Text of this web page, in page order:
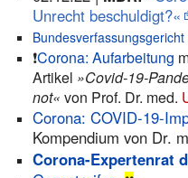
Unrecht beschuldigt?«
Bundesverfassungsgericht
❗️Corona: Aufarbeitung
Artikel »Covid-19-
not« von Prof. Dr. med.
Corona: COVID-19-
Kompendium von Dr.
Corona-Expertenrat